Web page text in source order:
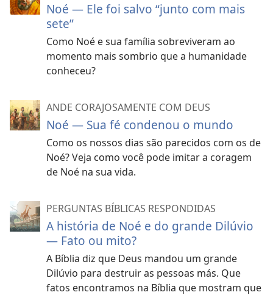
Noé — Ele foi salvo “junto com mais
sete”
Como Noé e sua família sobreviveram ao
momento mais sombrio que a humanidade
conheceu?
ANDE CORAJOSAMENTE COM DEUS
Noé — Sua fé condenou o mundo
Como os nossos dias são parecidos com os de
Noé? Veja como você pode imitar a coragem
de Noé na sua vida.
PERGUNTAS BÍBLICAS RESPONDIDAS
A história de Noé e do grande Dilúvio
— Fato ou mito?
A Bíblia diz que Deus mandou um grande
Dilúvio para destruir as pessoas más. Que
fatos encontramos na Bíblia que mostram que